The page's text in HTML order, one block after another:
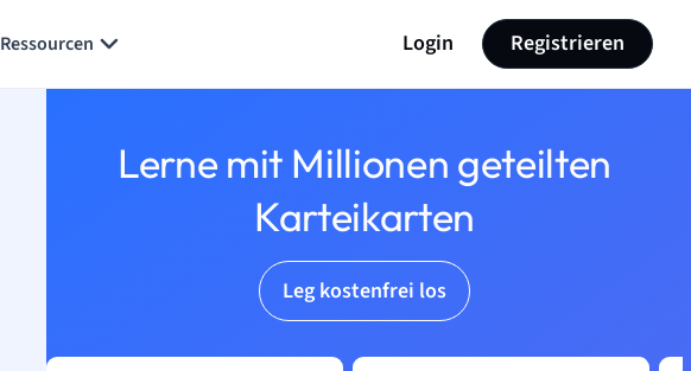
Ressourcen Login Registrieren
Lerne mit Millionen geteilten
Karteikarten
Leg kostenfrei los